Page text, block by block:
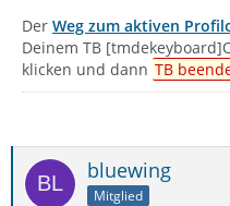
Der Weg zum aktiven
Deinem TB
klicken und dann TB
bluewing
Mitglied